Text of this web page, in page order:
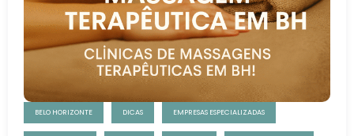
BELO HORIZONTE DICAS EMPRESAS ESPECIALIZADAS